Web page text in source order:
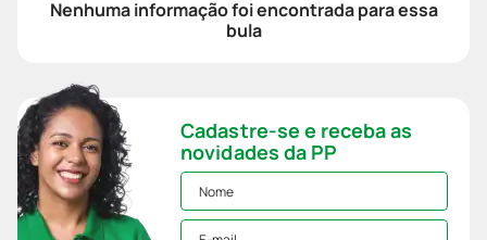
Nenhuma informação foi encontrada para essa
bula
Cadastre-se e receba as
novidades da PP